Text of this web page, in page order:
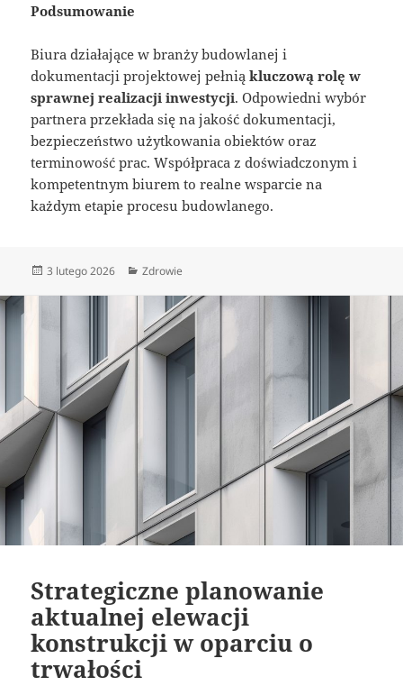
Podsumowanie
Biura działające w branży budowlanej i
dokumentacji projektowej pełniąkluczową rolę w
sprawnej realizacji inwestycji. Odpowiedni wybór
partnera przekłada się na jakość dokumentacji,
bezpieczeństwo użytkowania obiektów oraz
terminowość prac. Współpraca z doświadczonym i
kompetentnym biurem to realne wsparcie na
każdym etapie procesu budowlanego.
Data
3 lutego 2026 Kategorie
Zdrowie
Strategiczne planowanie
aktualnej elewacji
konstrukcji w oparciu o
trwałości